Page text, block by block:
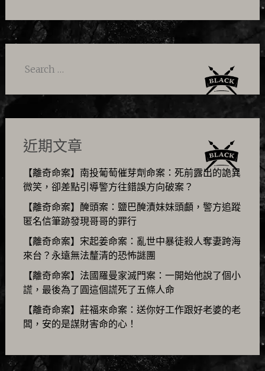
Search
近期文章
【離奇命案】南投葡萄催芽劑命案：死前露出的詭異
微笑，卻差點引導警方往錯誤方向破案？
【離奇命案】醃頭案：鹽巴醃漬妹妹頭顱，警方追蹤
匿名信筆跡發現哥哥的罪行
【離奇命案】宋起姜命案：亂世中暴徒殺人奪妻跨海
來台？永遠無法釐清的恐怖謎團
【離奇命案】法國羅曼家滅門案：一開始他說了個小
謊，最後為了圓這個謊死了五條人命
【離奇命案】莊福來命案：送你好工作跟好老婆的老
闆，安的是謀財害命的心！